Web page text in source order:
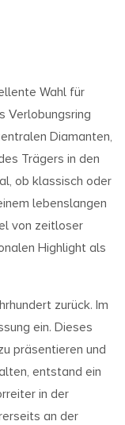
Wahl für
Verlobungsring
Diamanten,
Trägers in den
ob klassisch oder
lebenslangen
von zeitloser
Highlight als
zurück. Im
ein. Dieses
präsentieren und
entstand ein
in der
an der